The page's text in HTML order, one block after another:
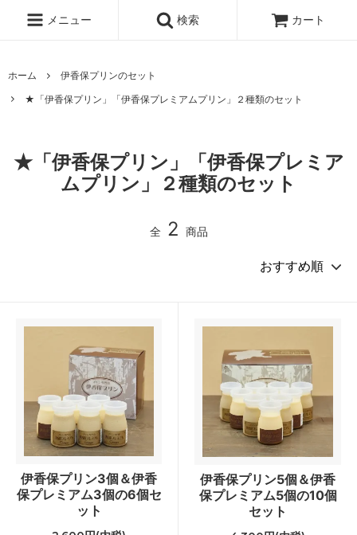
メニュー 検索 カート
ホーム
伊香保プリンのセット
★「伊香保プリン」「伊香保プレミアムプリン」２種類のセット
★「伊香保プリン」「伊香保プレミア
ムプリン」２種類のセット
全 2 商品
伊香保プリン3個＆伊香
保プレミアム3個の6個セ
ット
伊香保プリン5個＆伊香
保プレミアム5個の10個
セット